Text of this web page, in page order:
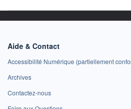
Aide & Contact
Accessibilité Numérique (partiellement
Archives
Contactez-nous